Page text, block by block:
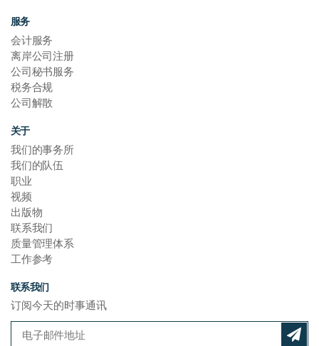
服务
会计服务
离岸公司注册
公司秘书服务
税务合规
公司解散
关于
我们的事务所
我们的队伍
职业
视频
出版物
联系我们
质量管理体系
工作参考
联系我们
订阅今天的时事通讯